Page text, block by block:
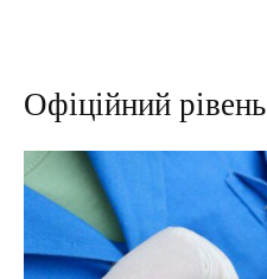
Офіційний рівень